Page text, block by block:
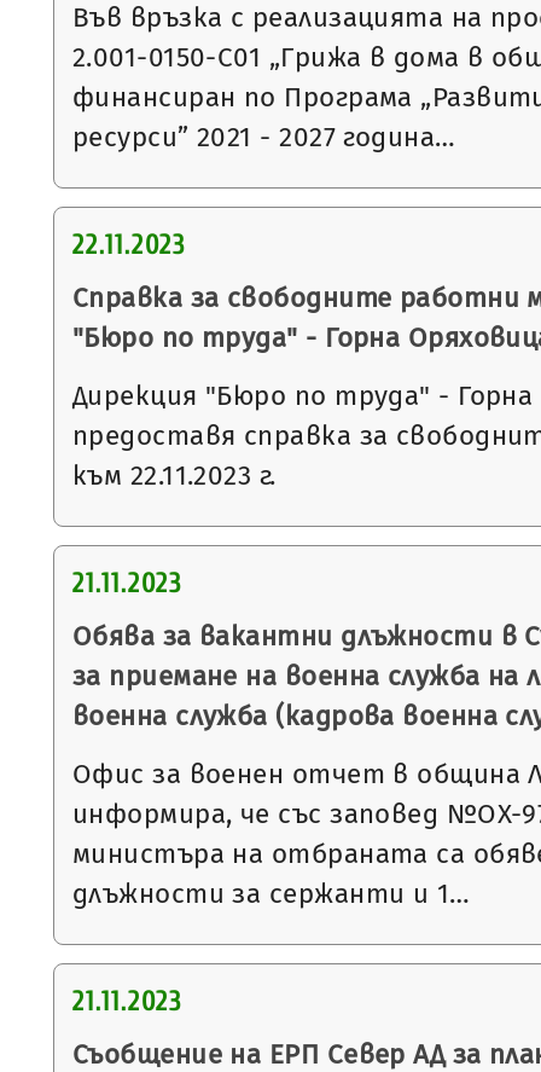
Във връзка с реализацията на
2.001-0150-С01 „Грижа в дома в
финансиран по Програма
ресурси” 2021 - 2027 година…
22.11.2023
Справка за свободните работни
"Бюро по труда" - Горна
Дирекция "Бюро по труда" -
предоставя справка за
към 22.11.2023 г.
21.11.2023
Обява за вакантни длъжности в
за приемане на военна служба на
военна служба (кадрова военна
Офис за военен отчет в община
информира, че със заповед №ОХ-
министъра на отбраната са
длъжности за сержанти и 1…
21.11.2023
Съобщение на ЕРП Север АД за